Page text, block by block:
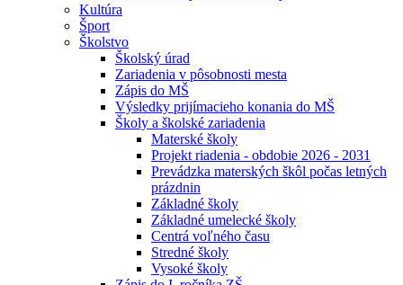
Kultúra
Šport
Školstvo
Školský úrad
Zariadenia v pôsobnosti mesta
Zápis do MŠ
Výsledky prijímacieho konania do MŠ
Školy a školské zariadenia
Materské školy
Projekt riadenia - obdobie 2026 - 2031
Prevádzka materských škôl počas letných
prázdnin
Základné školy
Základné umelecké školy
Centrá voľného času
Stredné školy
Vysoké školy